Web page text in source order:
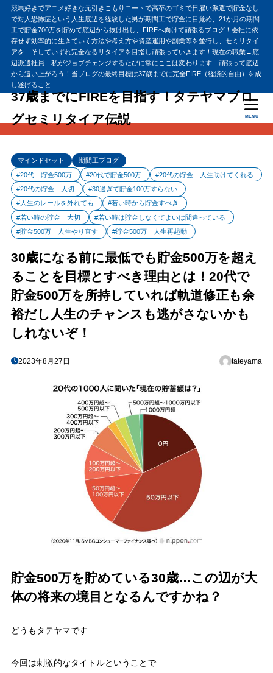
競馬好きでアニメ好きな元引きこもりニートで高卒のゴミで日雇い派遣で貯金なし
で対人恐怖症という人生底辺を経験した男が期間工で貯金に目覚め、21か月の期間
工で貯金700万を貯めて底辺から抜け出し、FIREへ向けて頑張るブログ！会社に依
存せず効率的に生きていく方法や考え方や資産運用や副業等を並行し、セミリタイ
アを…そしていずれ完全なるリタイアを目指し頑張っていきます！現在の職業→底
辺派遣社員 私がジョブチェンジするたびに常にここは変わります 頑張って底辺
から這い上がろう！当ブログの最終目標は37歳までに完全FIRE（経済的自由）を成
し遂げること
37歳までにFIREを目指す！タテヤマブロ
グセミリタイア伝説
MENU
マインドセット
期間工ブログ
#20代 貯金500万
#20代で貯金500万
#20代の貯金 人生助けてくれる
#20代の貯金 大切
#30過ぎて貯金100万すらない
#人生のレールを外れても
#若い時から貯金すべき
#若い時の貯金 大切
#若い時は貯金しなくてよいは間違っている
#貯金500万 人生やり直す
#貯金500万 人生再起動
30歳になる前に最低でも貯金500万を超え
ることを目標とすべき理由とは！20代で
貯金500万を所持していれば軌道修正も余
裕だし人生のチャンスも逃がさないかも
しれないぞ！
2023年8月27日 tateyama
貯金500万を貯めている30歳…この辺が大
体の将来の境目となるんですかね？
どうもタテヤマです
今回は刺激的なタイトルということで